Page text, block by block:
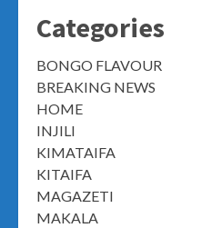
Categories
BONGO FLAVOUR
BREAKING NEWS
HOME
INJILI
KIMATAIFA
KITAIFA
MAGAZETI
MAKALA